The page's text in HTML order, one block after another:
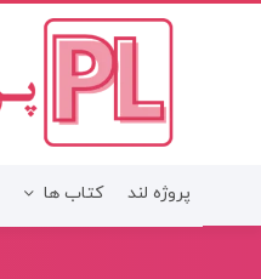
پروژه لند کتاب ها